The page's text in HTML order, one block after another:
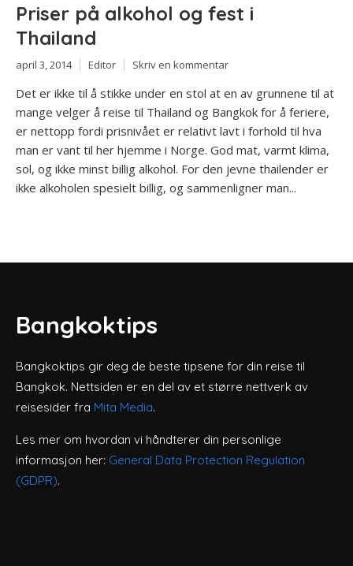
Priser på alkohol og fest i
Thailand
april 3, 2014 Editor Skriv en kommentar
Det er ikke til å stikke under en stol at en av grunnene til at
mange velger å reise til Thailand og Bangkok for å feriere,
er nettopp fordi prisnivået er relativt lavt i forhold til hva
man er vant til her hjemme i Norge. God mat, varmt klima,
sol, og ikke minst billig alkohol. For den jevne thailender er
ikke alkoholen spesielt billig, og sammenligner man...
Bangkoktips
Bangkoktips gir deg de beste tipsene for din reise til
Bangkok. Nettsiden er en del av et større nettverk av
reisesider fra Mita Media.
Les mer om hvordan vi håndterer din personlige
informasjon her: General Data Protection Regulation
(GDPR).